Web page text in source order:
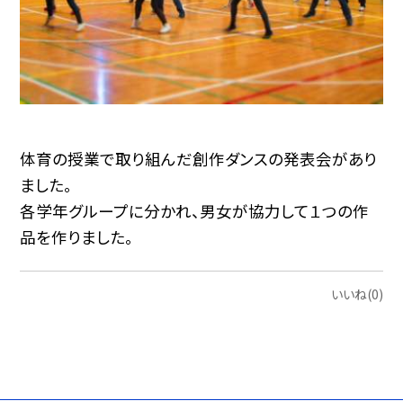
体育の授業で取り組んだ創作ダンスの発表会があり
ました。
各学年グループに分かれ、男女が協力して１つの作
品を作りました。
いいね(0)